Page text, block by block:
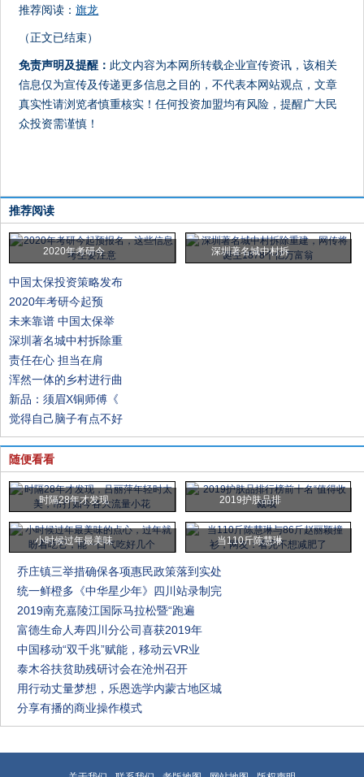
推荐阅读：旗龙
（正文已结束）
免责声明及提醒： 此文内容为本网所转载企业宣传资讯，该相关
信息仅为宣传及传递更多信息之目的，不代表本网站观点，文章
真实性请浏览者慎重核实！任何投资加盟均有风险，提醒广大民
众投资需谨慎！
推荐阅读
2020年考研今 深圳著名城中村拆
中国太保投资策略发布
2020年考研今起预
未来靠谱 中国太保举
深圳著名城中村拆除重
责任在心 担当在肩
浑然一体的乡村进行曲
新品：须眉X铜师傅《
觉得自己脑子有点不好
随便看看
时隔28年才发现 2019护肤品排
小时候过年最美味 当110斤陈慧琳
乔庄镇三举措确保各项惠民政策落到实处
统一鲜橙多《中华星少年》四川站录制完
2019南充嘉陵江国际马拉松暨“跑遍
富德生命人寿四川分公司喜获2019年
中国移动“双千兆”赋能，移动云VR业
泰木谷扶贫助残研讨会在沧州召开
用行动丈量梦想，乐恩选学内蒙古地区城
分享有播的商业操作模式